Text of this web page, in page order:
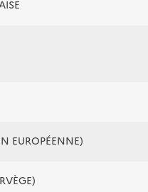
EUROPÉENNE)